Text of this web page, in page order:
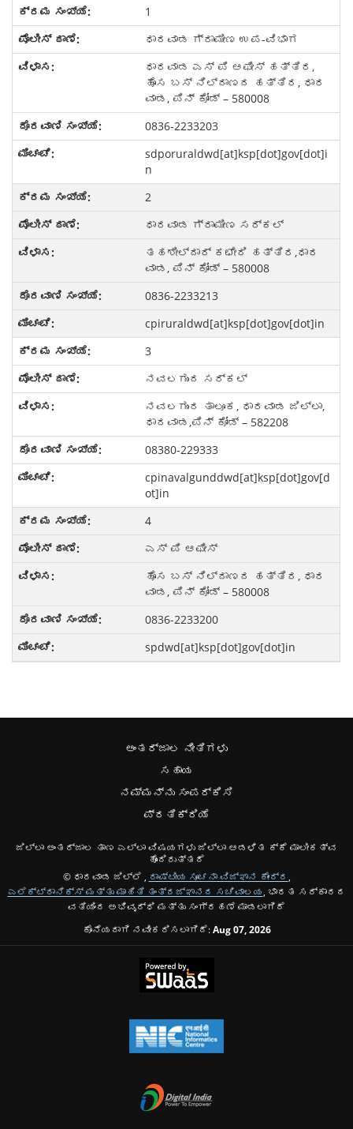
1
ಧಾರವಾಡ ಗ್ರಾಮೀಣ ಉಪ-ವಿಭಾಗ
ಧಾರವಾಡ ಎಸ್ ಪಿ ಆಫೀಸ್ ಹತ್ತಿರ,
ಹೊಸ ಬಸ್ ನಿಲ್ದಾಣದ ಹತ್ತಿರ, ಧಾರ
ವಾಡ, ಪಿನ್ ಕೋಡ್ – 580008
0836-2233203
sdporuraldwd[at]ksp[dot]gov[dot]i
n
2
ಧಾರವಾಡ ಗ್ರಾಮೀಣ ಸರ್ಕಲ್
ತಹಶೀಲ್ದಾರ್ ಕಛೇರಿ ಹತ್ತಿರ,ಧಾರ
ವಾಡ, ಪಿನ್ ಕೋಡ್ – 580008
0836-2233213
cpiruraldwd[at]ksp[dot]gov[dot]in
3
ನವಲಗುಂದ ಸರ್ಕಲ್
ನವಲಗುಂದ ತಾಲೂಕ, ಧಾರವಾಡ ಜಿಲ್ಲಾ,
ಧಾರವಾಡ,ಪಿನ್ ಕೋಡ್ – 582208
08380-229333
cpinavalgunddwd[at]ksp[dot]gov[d
ot]in
4
ಎಸ್ ಪಿ ಆಫೀಸ್
ಹೊಸ ಬಸ್ ನಿಲ್ದಾಣದ ಹತ್ತಿರ, ಧಾರ
ವಾಡ, ಪಿನ್ ಕೋಡ್ – 580008
0836-2233200
spdwd[at]ksp[dot]gov[dot]in
ಅಂತರ್ಜಾಲ ನೀತಿಗಳು
ಸಹಾಯ
ನಮ್ಮನ್ನು ಸಂಪರ್ಕಿಸಿ
ಪ್ರತಿಕ್ರಿಯೆ
ಜಿಲ್ಲಾ ಅಂತರ್ಜಾಲ ತಾಣ ಎಲ್ಲಾ ವಿಷಯಗಳು ಜಿಲ್ಲಾ ಆಡಳಿತ ಕ್ಕೆ ಮಾಲೀಕತ್ವ
ಹೊಂದಿರುತ್ತದೆ
© ಧಾರವಾಡ ಜಿಲ್ಲೆ , ರಾಷ್ಟೀಯ ಸೂಚನಾ ವಿಜ್ಞಾನ ಕೇಂದ್ರ ,
ಎಲೆಕ್ಟ್ರಾನಿಕ್ಸ್ ಮತ್ತು ಮಾಹಿತಿ ತಂತ್ರಜ್ಞಾನದ ಸಚಿವಾಲಯ, ಭಾರತ ಸರ್ಕಾರದ
ವತಿಯಿಂದ ಅಭಿವೃದ್ಧಿ ಮತ್ತು ಸಂಗ್ರಹಣೆ ಮಾಡಲಾಗಿದೆ
ಕೊನೆಯದಾಗಿ ನವೀಕರಿಸಲಾಗಿದೆ:Aug 07, 2026